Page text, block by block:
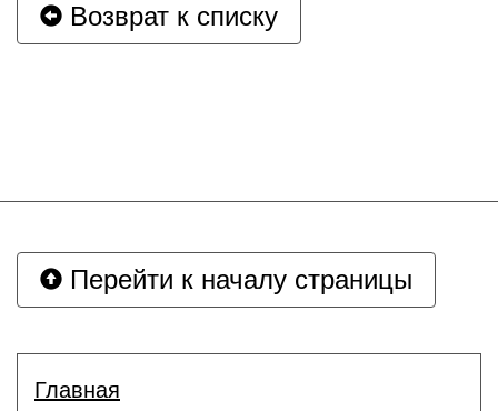
Возврат к списку
Перейти к началу страницы
Главная